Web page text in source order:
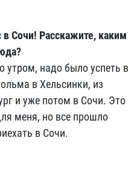
Сочи! Расскажите, каким
утром, надо было успеть в
в Хельсинки, из
и уже потом в Сочи. Это
меня, но все прошло
в Сочи.